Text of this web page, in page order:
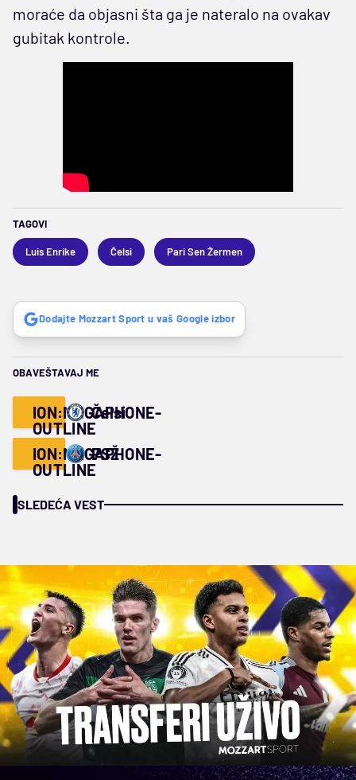
moraće da objasni šta ga je nateralo na ovakav
gubitak kontrole.
TAGOVI
Luis Enrike Čelsi Pari Sen Žermen
Dodajte Mozzart Sport u vaš Google izbor
OBAVEŠTAVAJ ME
ION:MEGAPHONE-
OUTLINE
Čelsi
ION:MEGAPHONE-
OUTLINE
PSŽ
SLEDEĆA VEST